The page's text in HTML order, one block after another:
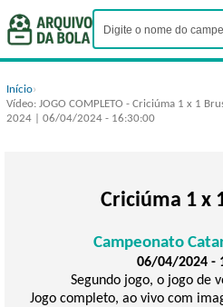
Início›
Vídeo: JOGO COMPLETO - Criciúma 1 x 1
2024 | 06/04/2024 - 16:30:00
Criciúma 1 x
Campeonato
06/04/2024 -
Segundo jogo, o jogo de
Jogo completo, ao vivo com